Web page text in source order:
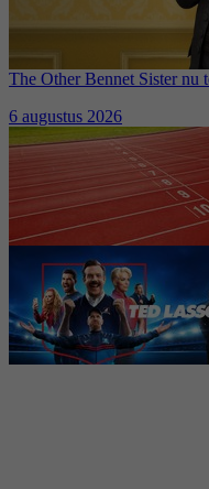
The Other Bennet Sister nu
6 augustus 2026